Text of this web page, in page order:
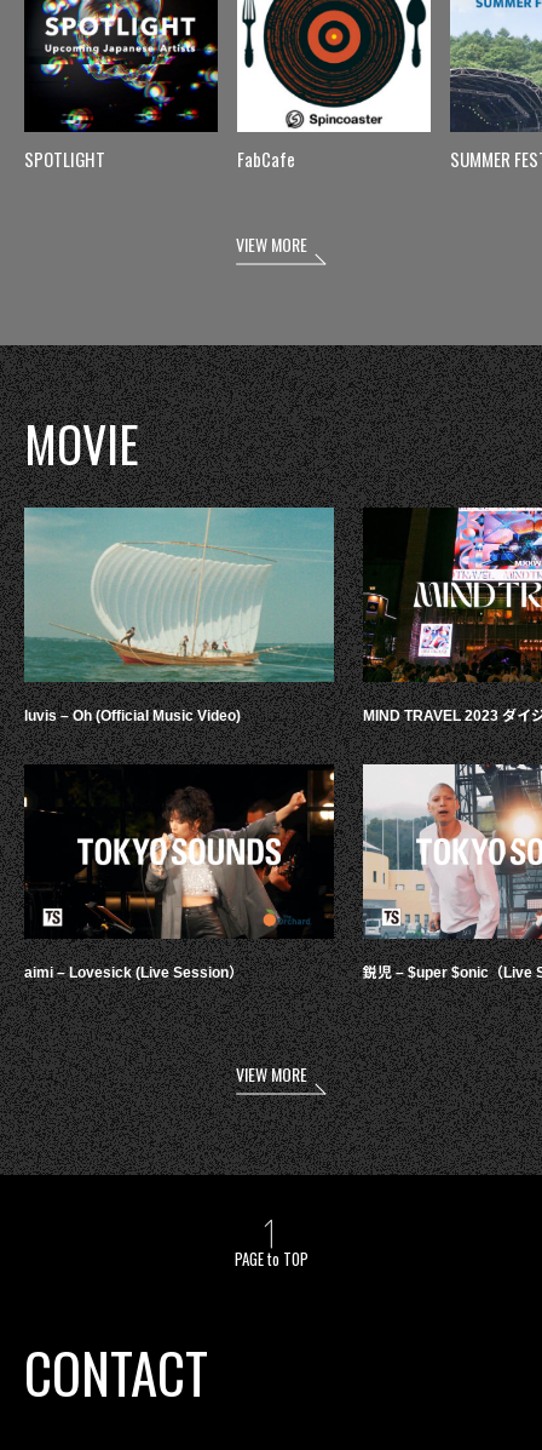
SPOTLIGHT FabCafe SUMMER
VIEW MORE
MOVIE
luvis – Oh (Official Music Video)
aimi – Lovesick (Live Session）
MIND TRAVEL 2023 ダイ
鋭児 – $uper $onic（Live
VIEW MORE
PAGE to TOP
CONTACT